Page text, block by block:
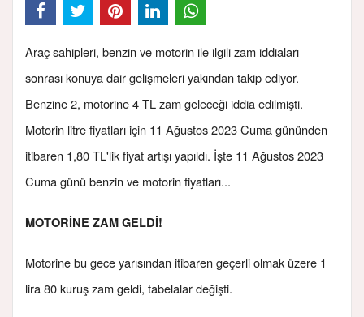
Araç sahipleri, benzin ve motorin ile ilgili zam iddiaları
sonrası konuya dair gelişmeleri yakından takip ediyor.
Benzine 2, motorine 4 TL zam geleceği iddia edilmişti.
Motorin litre fiyatları için 11 Ağustos 2023 Cuma gününden
itibaren 1,80 TL'lik fiyat artışı yapıldı. İşte 11 Ağustos 2023
Cuma günü benzin ve motorin fiyatları...
MOTORİNE ZAM GELDİ!
Motorine bu gece yarısından itibaren geçerli olmak üzere 1
lira 80 kuruş zam geldi, tabelalar değişti.